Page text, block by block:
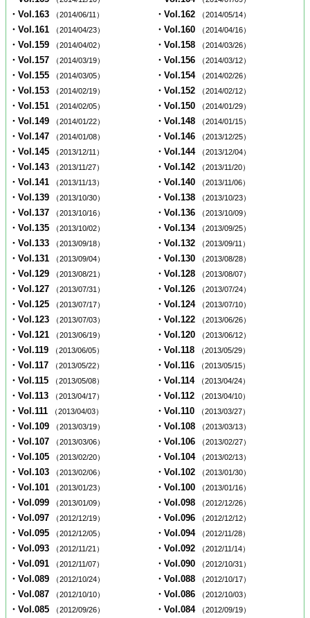
・Vol.163 （2014/06/11） ・Vol.162 （2014/05/14）
・Vol.161 （2014/04/23） ・Vol.160 （2014/04/16）
・Vol.159 （2014/04/02） ・Vol.158 （2014/03/26）
・Vol.157 （2014/03/19） ・Vol.156 （2014/03/12）
・Vol.155 （2014/03/05） ・Vol.154 （2014/02/26）
・Vol.153 （2014/02/19） ・Vol.152 （2014/02/12）
・Vol.151 （2014/02/05） ・Vol.150 （2014/01/29）
・Vol.149 （2014/01/22） ・Vol.148 （2014/01/15）
・Vol.147 （2014/01/08） ・Vol.146 （2013/12/25）
・Vol.145 （2013/12/11） ・Vol.144 （2013/12/04）
・Vol.143 （2013/11/27） ・Vol.142 （2013/11/20）
・Vol.141 （2013/11/13） ・Vol.140 （2013/11/06）
・Vol.139 （2013/10/30） ・Vol.138 （2013/10/23）
・Vol.137 （2013/10/16） ・Vol.136 （2013/10/09）
・Vol.135 （2013/10/02） ・Vol.134 （2013/09/25）
・Vol.133 （2013/09/18） ・Vol.132 （2013/09/11）
・Vol.131 （2013/09/04） ・Vol.130 （2013/08/28）
・Vol.129 （2013/08/21） ・Vol.128 （2013/08/07）
・Vol.127 （2013/07/31） ・Vol.126 （2013/07/24）
・Vol.125 （2013/07/17） ・Vol.124 （2013/07/10）
・Vol.123 （2013/07/03） ・Vol.122 （2013/06/26）
・Vol.121 （2013/06/19） ・Vol.120 （2013/06/12）
・Vol.119 （2013/06/05） ・Vol.118 （2013/05/29）
・Vol.117 （2013/05/22） ・Vol.116 （2013/05/15）
・Vol.115 （2013/05/08） ・Vol.114 （2013/04/24）
・Vol.113 （2013/04/17） ・Vol.112 （2013/04/10）
・Vol.111 （2013/04/03） ・Vol.110 （2013/03/27）
・Vol.109 （2013/03/19） ・Vol.108 （2013/03/13）
・Vol.107 （2013/03/06） ・Vol.106 （2013/02/27）
・Vol.105 （2013/02/20） ・Vol.104 （2013/02/13）
・Vol.103 （2013/02/06） ・Vol.102 （2013/01/30）
・Vol.101 （2013/01/23） ・Vol.100 （2013/01/16）
・Vol.099 （2013/01/09） ・Vol.098 （2012/12/26）
・Vol.097 （2012/12/19） ・Vol.096 （2012/12/12）
・Vol.095 （2012/12/05） ・Vol.094 （2012/11/28）
・Vol.093 （2012/11/21） ・Vol.092 （2012/11/14）
・Vol.091 （2012/11/07） ・Vol.090 （2012/10/31）
・Vol.089 （2012/10/24） ・Vol.088 （2012/10/17）
・Vol.087 （2012/10/10） ・Vol.086 （2012/10/03）
・Vol.085 （2012/09/26） ・Vol.084 （2012/09/19）